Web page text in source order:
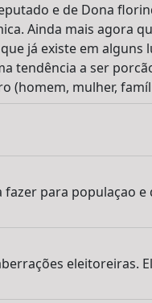
e de Dona
Ainda mais agora
já existe em alguns
tendência a ser
(homem, mulher,
para populaçao
eleitoreiras.